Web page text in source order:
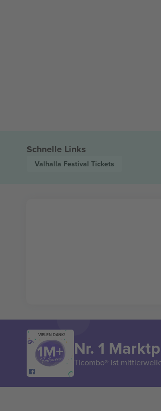
Schnelle Links
Valhalla Festival Tickets
VIELEN DANK!
Nr. 1
Ticombo® ist